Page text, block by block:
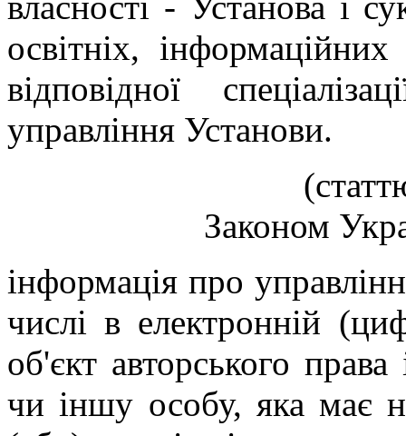
освітніх,
відповідної
управління Установи.
Законом
інформація про
числі в електронній
об'єкт авторського
чи іншу особу, яка має